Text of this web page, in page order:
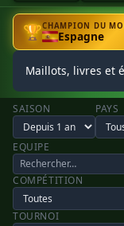
🏆CHAMPION DU
Espagne
Maillots, livres et
SAISON PAYS
EQUIPE
COMPÉTITION
TOURNOI